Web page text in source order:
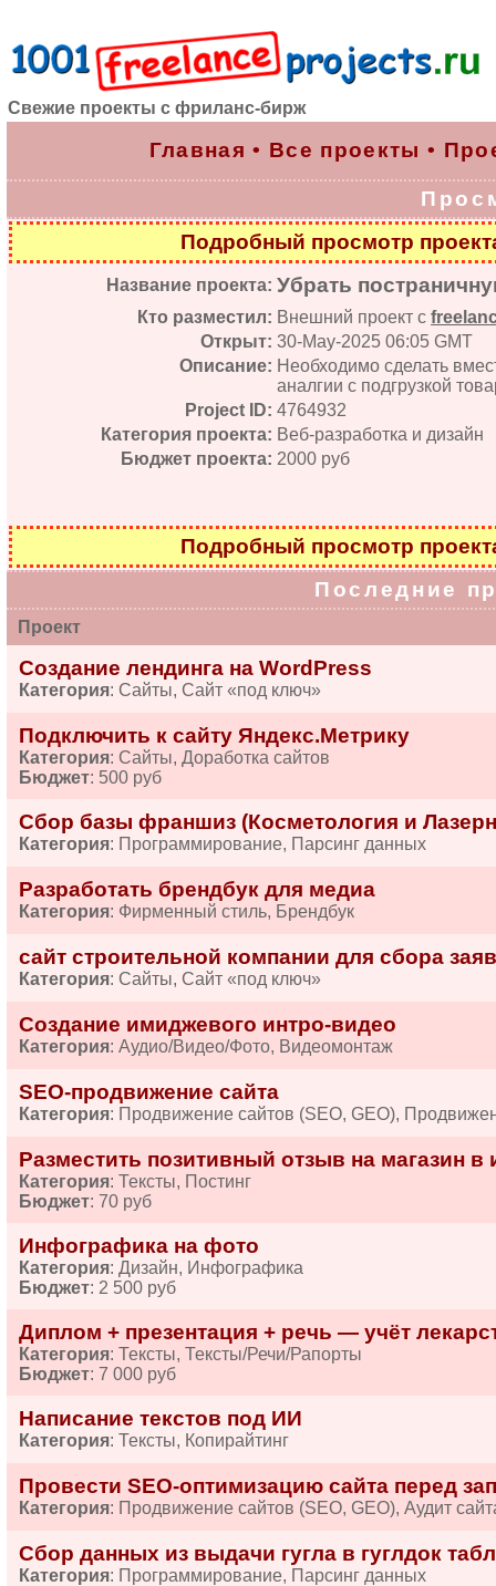
Свежие проекты с фриланс-бирж
Главная • Все проекты •
Подробный просмотр
Название проекта: Убрать
Кто разместил: Внешний проект с
Открыт: 30-May-2025 06:05 GMT
Описание: Необходимо сделать
аналгии с подгрузкой
Project ID: 4764932
Категория проекта: Веб-разработка и дизайн
Бюджет проекта: 2000 руб
Подробный просмотр
Последние
Проект
Создание лендинга на WordPress
Категория: Сайты, Сайт «под ключ»
Подключить к сайту Яндекс.Метрику
Категория: Сайты, Доработка сайтов
Бюджет: 500 руб
Сбор базы франшиз (Косметология и
Категория: Программирование, Парсинг данных
Разработать брендбук для медиа
Категория: Фирменный стиль, Брендбук
сайт строительной компании для сбора
Категория: Сайты, Сайт «под ключ»
Создание имиджевого интро-видео
Категория: Аудио/Видео/Фото, Видеомонтаж
SEO-продвижение сайта
Категория: Продвижение сайтов (SEO, GEO),
Разместить позитивный отзыв на магазин в
Категория: Тексты, Постинг
Бюджет: 70 руб
Инфографика на фото
Категория: Дизайн, Инфографика
Бюджет: 2 500 руб
Диплом + презентация + речь — учёт
Категория: Тексты, Тексты/Речи/Рапорты
Бюджет: 7 000 руб
Написание текстов под ИИ
Категория: Тексты, Копирайтинг
Провести SEO-оптимизацию сайта перед
Категория: Продвижение сайтов (SEO, GEO), Аудит
Сбор данных из выдачи гугла в гуглдок
Категория: Программирование, Парсинг данных